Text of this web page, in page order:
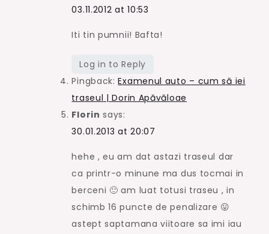
03.11.2012 at 10:53
Iti tin pumnii! Bafta!
Log in to Reply
Pingback:Examenul auto – cum să iei
traseul | Dorin Apăvăloae
Florin says:
30.01.2013 at 20:07
hehe , eu am dat astazi traseul dar
ca printr-o minune ma dus tocmai in
berceni 🙂 am luat totusi traseu , in
schimb 16 puncte de penalizare 😛
astept saptamana viitoare sa imi iau